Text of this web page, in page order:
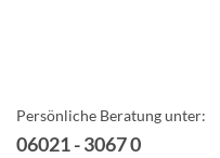
Persönliche Beratung unter:
06021 - 3067 0